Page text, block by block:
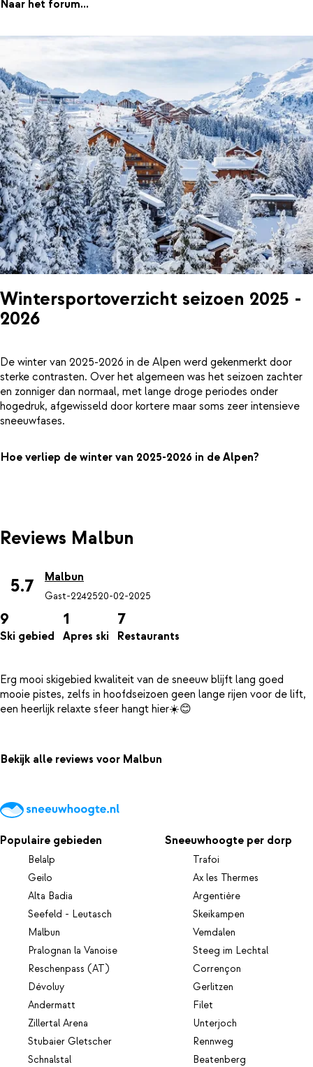
Naar het forum...
Wintersportoverzicht seizoen 2025 -
2026
De winter van 2025-2026 in de Alpen werd gekenmerkt door
sterke contrasten. Over het algemeen was het seizoen zachter
en zonniger dan normaal, met lange droge periodes onder
hogedruk, afgewisseld door kortere maar soms zeer intensieve
sneeuwfases.
Hoe verliep de winter van 2025-2026 in de Alpen?
Reviews Malbun
5.7 Malbun
Gast-2242520-02-2025
9
Ski gebied
1
Apres ski
7
Restaurants
Erg mooi skigebied kwaliteit van de sneeuw blijft lang goed
mooie pistes, zelfs in hoofdseizoen geen lange rijen voor de lift,
Bekijk alle reviews voor Malbun
Populaire gebieden
Belalp
Geilo
Alta Badia
Seefeld - Leutasch
Malbun
Pralognan la Vanoise
Reschenpass (AT)
Dévoluy
Andermatt
Zillertal Arena
Stubaier Gletscher
Schnalstal
Sneeuwhoogte per dorp
Trafoi
Ax les Thermes
Argentière
Skeikampen
Vemdalen
Steeg im Lechtal
Corrençon
Gerlitzen
Filet
Unterjoch
Rennweg
Beatenberg